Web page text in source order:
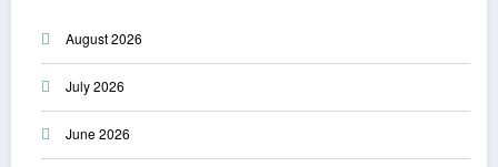
August 2026
July 2026
June 2026